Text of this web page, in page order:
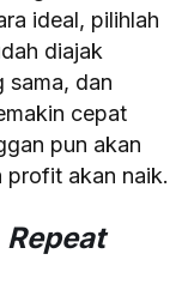
ideal, pilihlah
diajak
sama, dan
cepat
pun akan
profit akan naik.
Repeat